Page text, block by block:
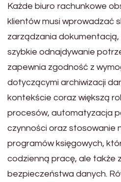
Każde biuro rachunkowe
klientów musi wprowadzać
zarządzania
szybkie odnajdywanie
zapewnia zgodność z
dotyczącymi archiwizacji
kontekście coraz większą
procesów, automatyzacja
czynności oraz stosowanie
programów księgowych,
codzienną pracę, ale także
bezpieczeństwa danych.